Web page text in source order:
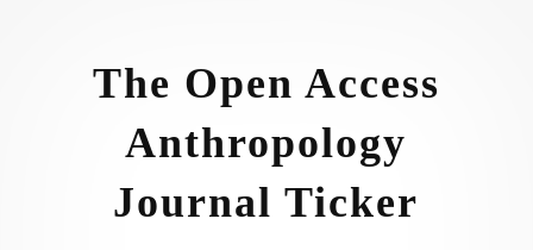
The Open Access
Anthropology
Journal Ticker